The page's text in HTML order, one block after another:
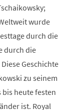
wurde
durch die
durch die
Geschichte
zu seinem
bis heute festen
ist. Royal